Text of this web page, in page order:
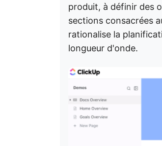
produit, à définir des
sections consacrées
rationalise la
longueur d'onde.